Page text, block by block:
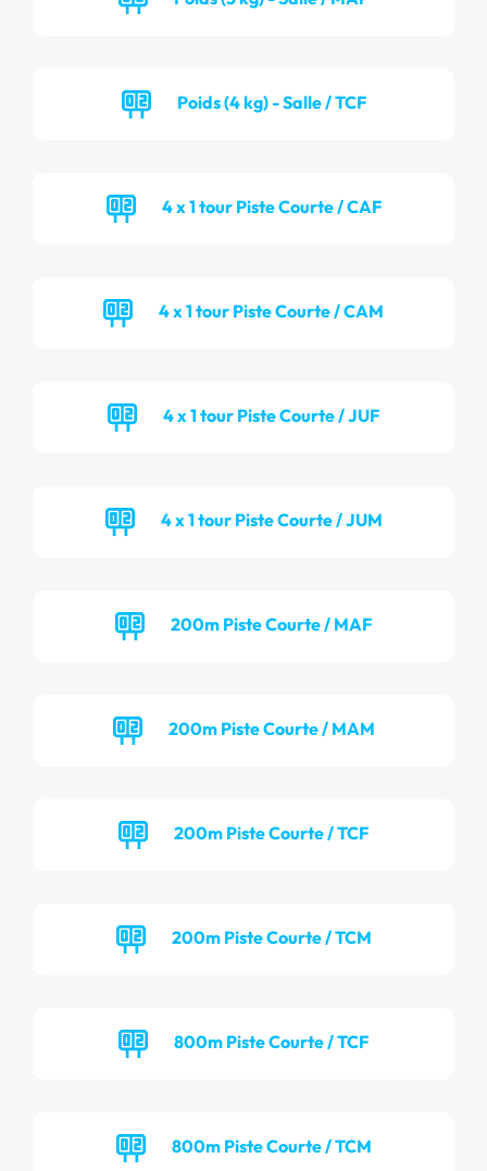
Poids (4 kg) - Salle / TCF
4 x 1 tour Piste Courte / CAF
4 x 1 tour Piste Courte / CAM
4 x 1 tour Piste Courte / JUF
4 x 1 tour Piste Courte / JUM
200m Piste Courte / MAF
200m Piste Courte / MAM
200m Piste Courte / TCF
200m Piste Courte / TCM
800m Piste Courte / TCF
800m Piste Courte / TCM